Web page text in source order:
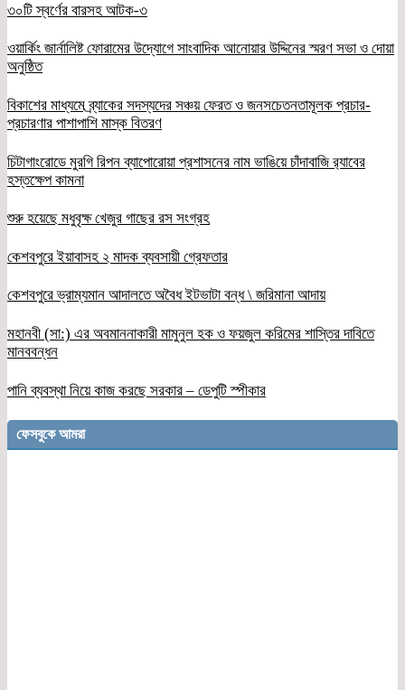
৩০টি স্বর্ণের বারসহ আটক-৩
ওয়ার্কিং জার্নালিষ্ট ফোরামের উদ্যোগে সাংবাদিক আনোয়ার উদ্দিনের স্মরণ সভা ও দোয়া
অনুষ্ঠিত
বিকাশের মাধ্যমে ব্র্যাকের সদস্যদের সঞ্চয় ফেরত ও জনসচেতনতামূলক প্রচার-
প্রচারণার পাশাপাশি মাস্ক বিতরণ
চিটাগাংরোডে মুরগি রিপন ব্যাপোরোয়া প্রশাসনের নাম ভাঙিয়ে চাঁদাবাজি র‌্যাবের
হস্তক্ষেপ কামনা
শুরু হয়েছে মধুবৃক্ষ খেজুর গাছের রস সংগ্রহ
কেশবপুরে ইয়াবাসহ ২ মাদক ব্যবসায়ী গ্রেফতার
কেশবপুরে ভ্রাম্যমান আদালতে অবৈধ ইটভাটা বন্ধ \ জরিমানা আদায়
মহানবী (সা:) এর অবমাননাকারী মামুনুল হক ও ফয়জুল করিমের শাস্তির দাবিতে
মানববন্ধন
পানি ব্যবস্থা নিয়ে কাজ করছে সরকার – ডেপুটি স্পীকার
ফেসবুকে আমরা